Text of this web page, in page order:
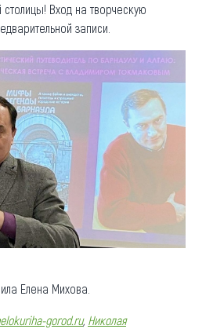
Вход на творческую
записи.
Елена Михова.
gorod.ru, Николая